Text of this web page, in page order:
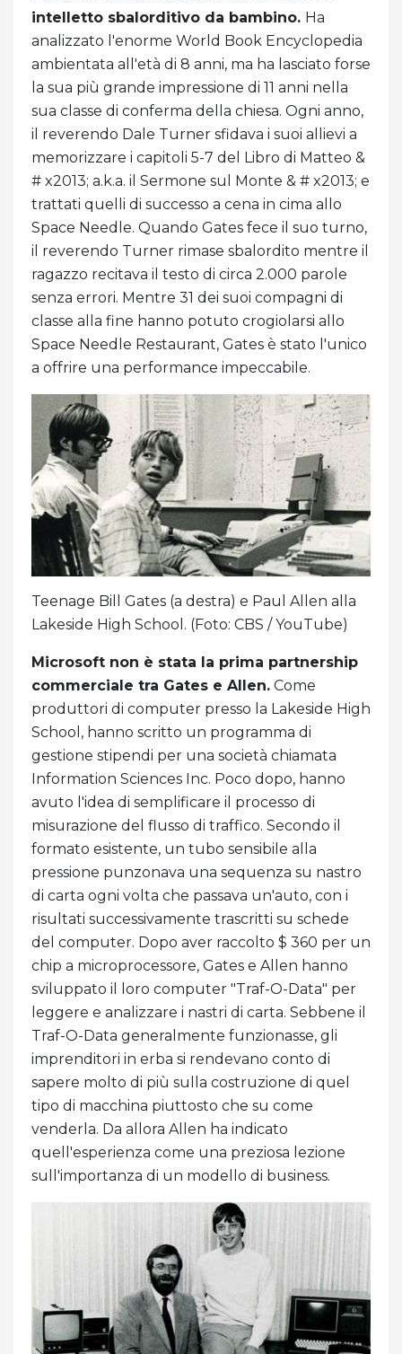
intelletto sbalorditivo da bambino. Ha
analizzato l'enorme World Book Encyclopedia
ambientata all'età di 8 anni, ma ha lasciato forse
la sua più grande impressione di 11 anni nella
sua classe di conferma della chiesa. Ogni anno,
il reverendo Dale Turner sfidava i suoi allievi a
memorizzare i capitoli 5-7 del Libro di Matteo &
# x2013; a.k.a. il Sermone sul Monte & # x2013; e
trattati quelli di successo a cena in cima allo
Space Needle. Quando Gates fece il suo turno,
il reverendo Turner rimase sbalordito mentre il
ragazzo recitava il testo di circa 2.000 parole
senza errori. Mentre 31 dei suoi compagni di
classe alla fine hanno potuto crogiolarsi allo
Space Needle Restaurant, Gates è stato l'unico
a offrire una performance impeccabile.
Teenage Bill Gates (a destra) e Paul Allen alla
Lakeside High School. (Foto: CBS / YouTube)
Microsoft non è stata la prima partnership
commerciale tra Gates e Allen. Come
produttori di computer presso la Lakeside High
School, hanno scritto un programma di
gestione stipendi per una società chiamata
Information Sciences Inc. Poco dopo, hanno
avuto l'idea di semplificare il processo di
misurazione del flusso di traffico. Secondo il
formato esistente, un tubo sensibile alla
pressione punzonava una sequenza su nastro
di carta ogni volta che passava un'auto, con i
risultati successivamente trascritti su schede
del computer. Dopo aver raccolto $ 360 per un
chip a microprocessore, Gates e Allen hanno
sviluppato il loro computer "Traf-O-Data" per
leggere e analizzare i nastri di carta. Sebbene il
Traf-O-Data generalmente funzionasse, gli
imprenditori in erba si rendevano conto di
sapere molto di più sulla costruzione di quel
tipo di macchina piuttosto che su come
venderla. Da allora Allen ha indicato
quell'esperienza come una preziosa lezione
sull'importanza di un modello di business.